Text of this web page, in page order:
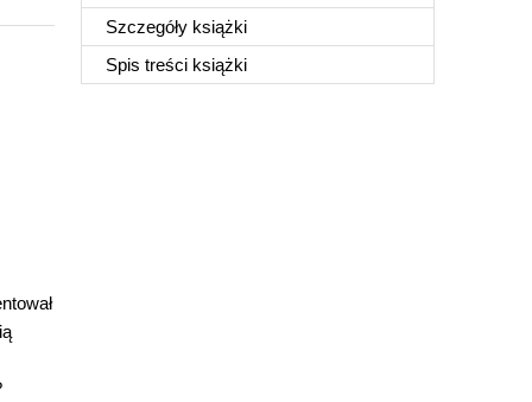
Szczegóły książki
Spis treści książki